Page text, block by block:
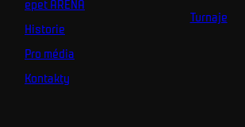
epet ARENA
Historie
Pro média
Kontakty
Turnaje